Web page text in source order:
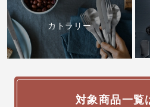
カトラリー
対象商品一覧